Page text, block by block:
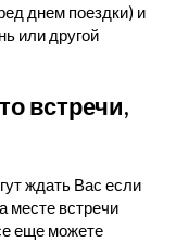
днем поездки) и
или другой
встречи,
ждать Вас если
месте встречи
еще можете